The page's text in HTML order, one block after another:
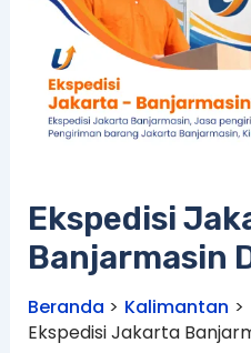
Ekspedisi
Banjarmasin
Beranda
Kalimantan
Ekspedisi Jakarta